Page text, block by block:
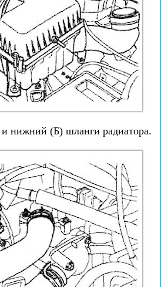
нижний (Б) шланги радиатора.